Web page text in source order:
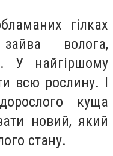
гілках
волога,
У найгіршому
всю рослину. І
куща
новий, який
стану.